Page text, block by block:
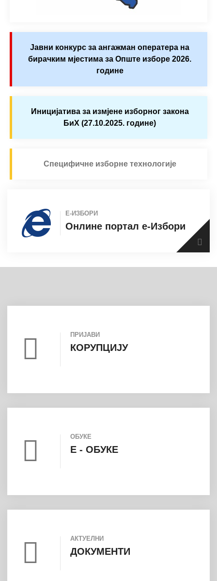
Јавни конкурс за ангажман оператера на
бирачким мјестима за Опште изборе 2026.
године
Иницијатива за измјене изборног закона
БиХ (27.10.2025. године)
Специфичне изборне технологије
Е-ИЗБОРИ
Онлине портал е-Избори
ПРИЈАВИ
КОРУПЦИЈУ
ОБУКЕ
E - ОБУКЕ
АКТУЕЛНИ
ДОКУМЕНТИ